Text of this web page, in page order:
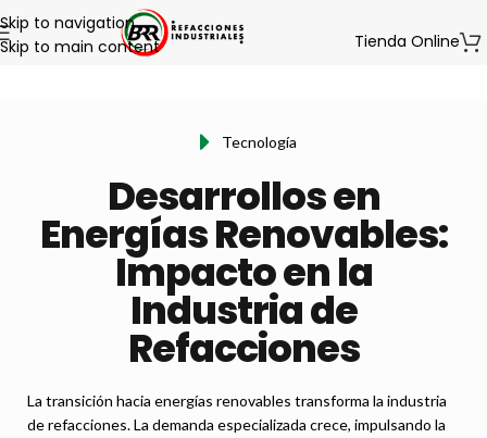
Skip to navigation
Skip to main content
Tienda Online
Tecnología
Desarrollos en
Energías Renovables:
Impacto en la
Industria de
Refacciones
La transición hacia energías renovables transforma la industria
de refacciones. La demanda especializada crece, impulsando la